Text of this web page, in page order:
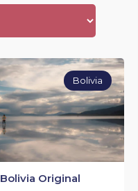
Bolivia Original
Bolivia